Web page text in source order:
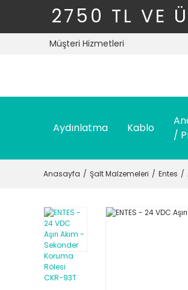
2750 TL VE
Müşteri Hizmetleri
Aydınlatma Kablo
/
Anasayfa Şalt Malzemeleri Entes